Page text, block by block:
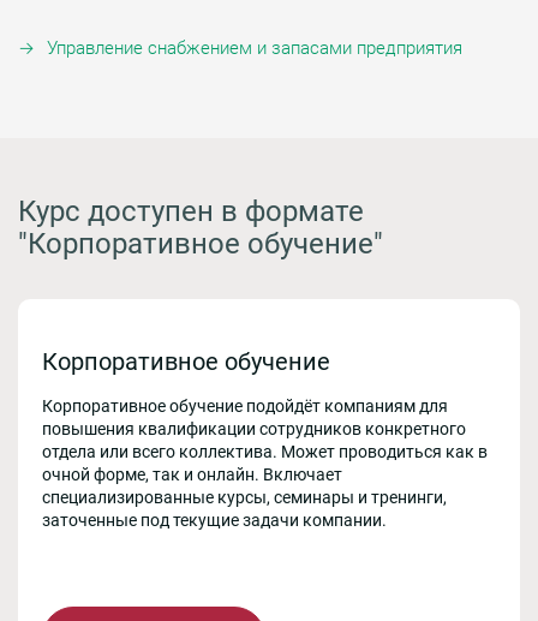
Управление снабжением и запасами предприятия
Курс доступен в формате
"Корпоративное обучение"
Корпоративное обучение
Корпоративное обучение подойдёт компаниям для
повышения квалификации сотрудников конкретного
отдела или всего коллектива. Может проводиться как в
очной форме, так и онлайн. Включает
специализированные курсы, семинары и тренинги,
заточенные под текущие задачи компании.